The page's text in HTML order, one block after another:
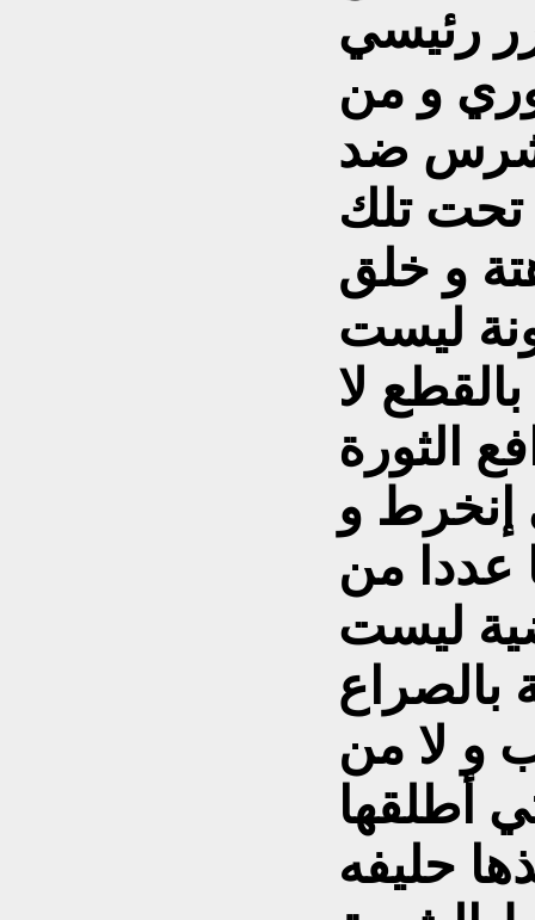
رئيسي
و من
ضد
تحت تلك
و خلق
ليست
لا
الثورة
إنخرط و
عددا من
ليست
بالصراع
و لا من
أطلقها
حليفه